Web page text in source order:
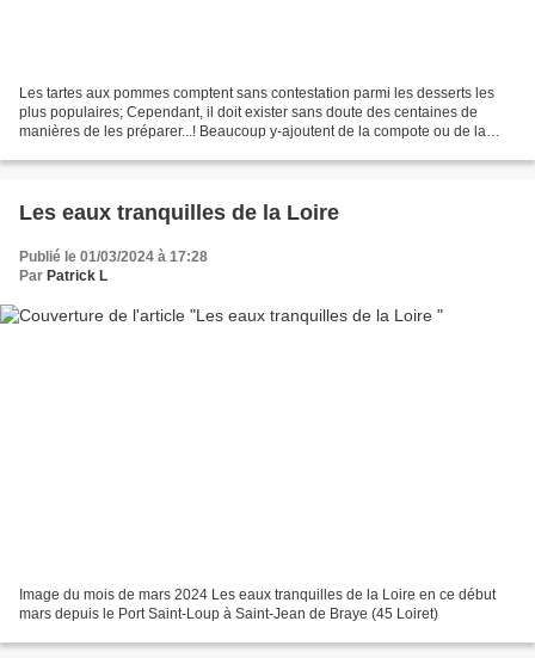
Les tartes aux pommes comptent sans contestation parmi les desserts les
plus populaires; Cependant, il doit exister sans doute des centaines de
manières de les préparer...! Beaucoup y-ajoutent de la compote ou de la
Les eaux tranquilles de la Loire
Publié le 01/03/2024 à 17:28
Par Patrick L
Image du mois de mars 2024 Les eaux tranquilles de la Loire en ce début
mars depuis le Port Saint-Loup à Saint-Jean de Braye (45 Loiret)